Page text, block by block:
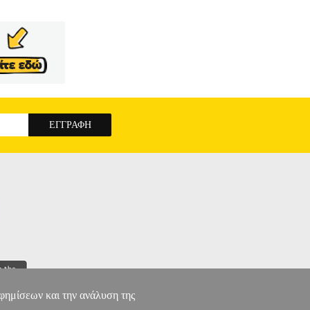
και την ανάλυση της